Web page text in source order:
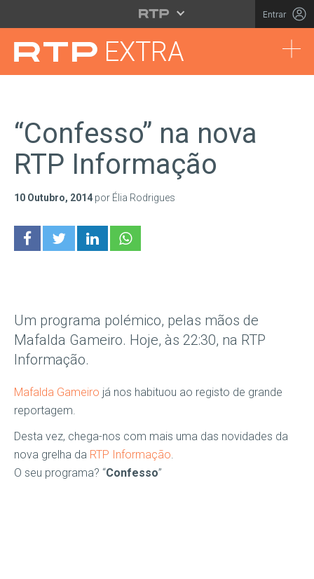
Saltar para o conteúdo principal
Entrar
EXTRA
“Confesso” na nova
RTP Informação
10 Outubro, 2014 por Élia Rodrigues
Um programa polémico, pelas mãos de
Mafalda Gameiro. Hoje, às 22:30, na RTP
Informação.
Mafalda Gameiro já nos habituou ao registo de grande
reportagem.
Desta vez, chega-nos com mais uma das novidades da
nova grelha da RTP Informação.
O seu programa? “Confesso”